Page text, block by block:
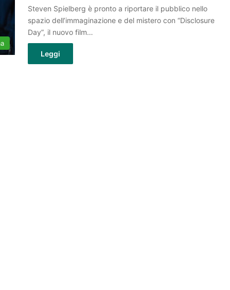
Steven Spielberg è pronto a riportare il pubblico nello
spazio dell’immaginazione e del mistero con “Disclosure
Day”, il nuovo film…
Leggi